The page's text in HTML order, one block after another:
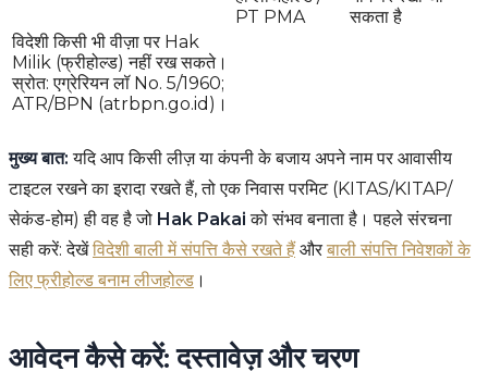
PT PMA
सकता है
विदेशी किसी भी वीज़ा पर Hak
Milik (फ्रीहोल्ड) नहीं रख सकते।
स्रोत: एग्रेरियन लॉ No. 5/1960;
ATR/BPN (atrbpn.go.id)।
मुख्य बात: यदि आप किसी लीज़ या कंपनी के बजाय अपने नाम पर आवासीय
टाइटल रखने का इरादा रखते हैं, तो एक निवास परमिट (KITAS/KITAP/
सेकंड-होम) ही वह है जो Hak Pakai को संभव बनाता है। पहले संरचना
सही करें: देखेंविदेशी बाली में संपत्ति कैसे रखते हैंऔर बाली संपत्ति निवेशकों के
लिए फ्रीहोल्ड बनाम लीजहोल्ड ।
आवेदन कैसे करें: दस्तावेज़ और चरण